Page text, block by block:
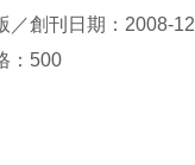
／創刊日期：2008-12
：500